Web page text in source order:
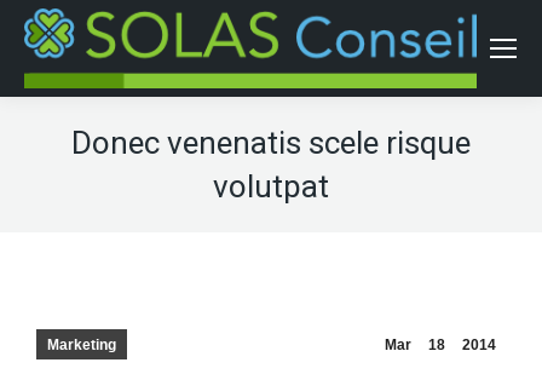
Donec venenatis scele risque
volutpat
Mar 18 2014
Marketing